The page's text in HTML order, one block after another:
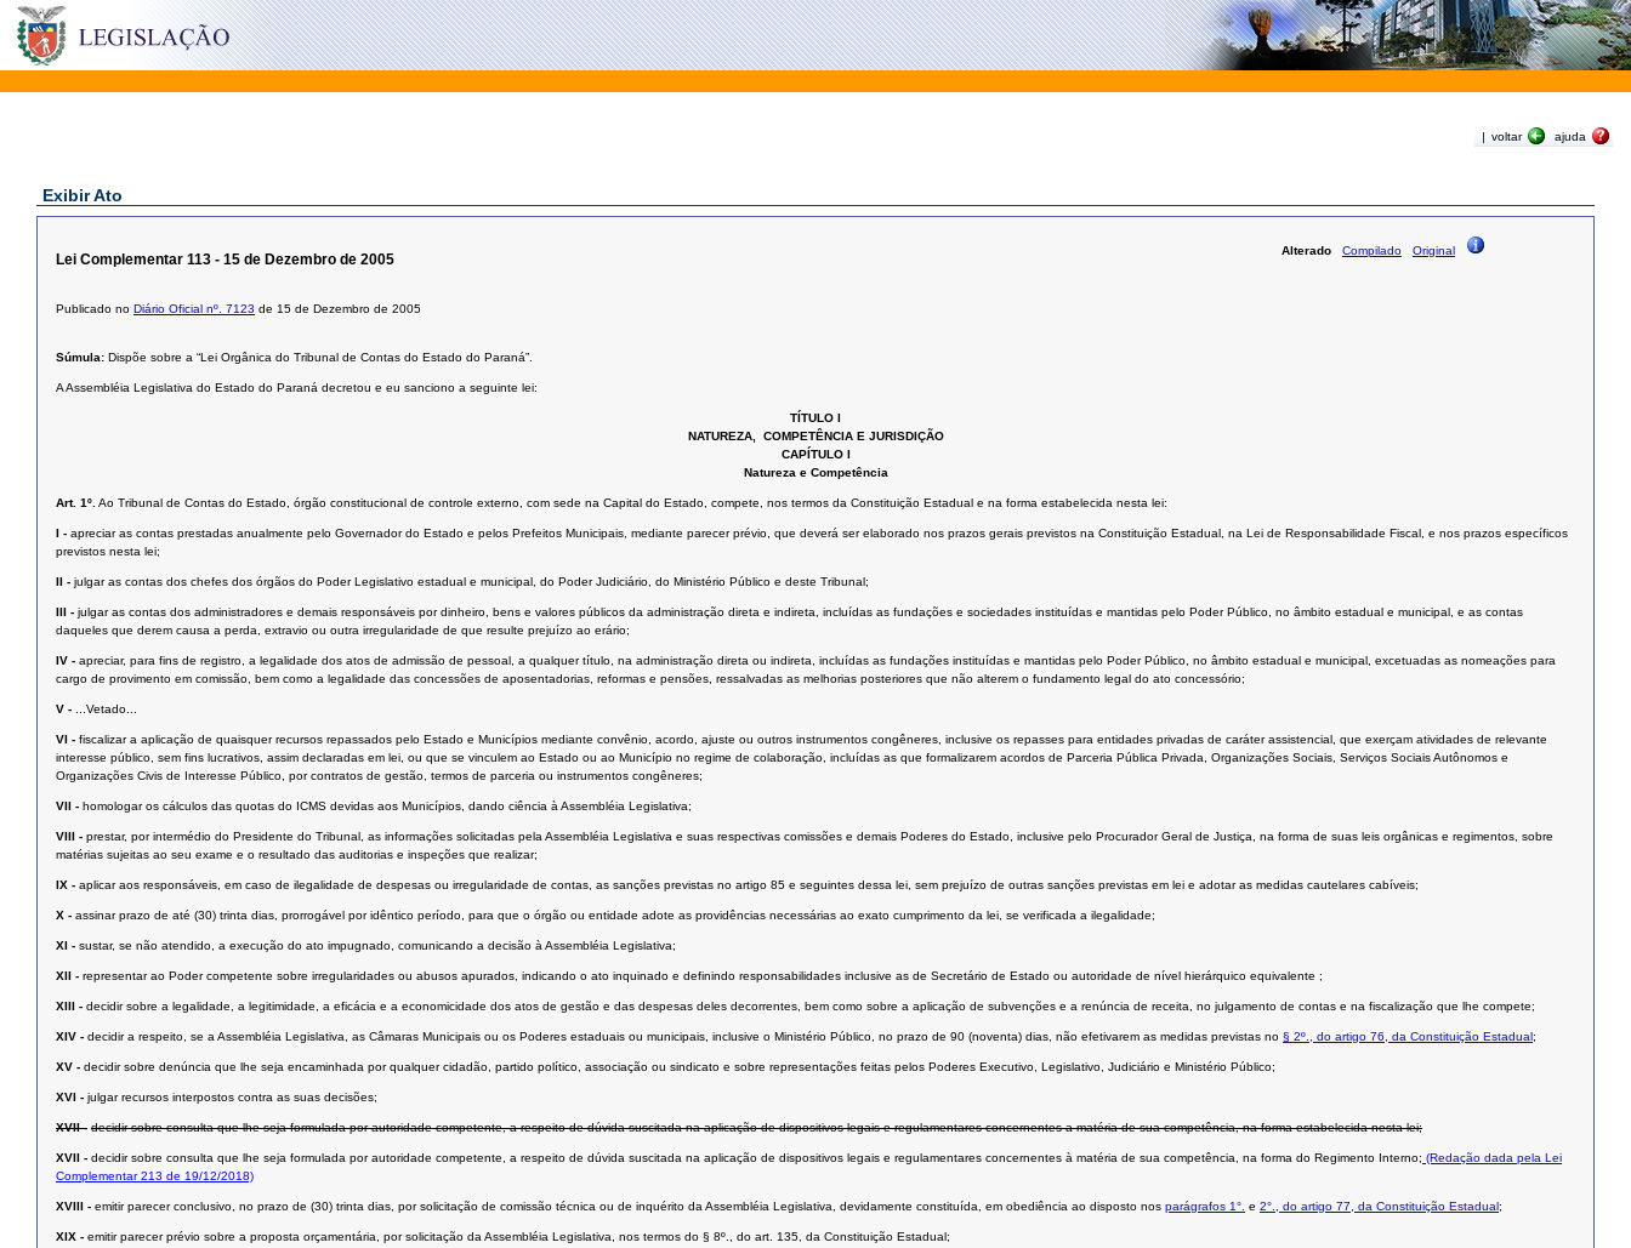
| voltar ajuda
Exibir Ato
Alterado Compilado Original
Lei Complementar 113 - 15 de Dezembro de 2005
Publicado no Diário Oficial nº. 7123 de 15 de Dezembro de 2005
Súmula: Dispõe sobre a “Lei Orgânica do Tribunal de Contas do Estado do Paraná”.
A Assembléia Legislativa do Estado do Paraná decretou e eu sanciono a seguinte lei:
TÍTULO I
NATUREZA, COMPETÊNCIA E JURISDIÇÃO
CAPÍTULO I
Natureza e Competência
Art. 1º.Ao Tribunal de Contas do Estado, órgão constitucional de controle externo, com sede na Capital do Estado, compete, nos termos da Constituição Estadual e na forma estabelecida nesta lei:
I - apreciar as contas prestadas anualmente pelo Governador do Estado e pelos Prefeitos Municipais, mediante parecer prévio, que deverá ser elaborado nos prazos gerais previstos na Constituição Estadual, na Lei de Responsabilidade Fiscal, e nos prazos específicos
previstos nesta lei;
II - julgar as contas dos chefes dos órgãos do Poder Legislativo estadual e municipal, do Poder Judiciário, do Ministério Público e deste Tribunal;
III - julgar as contas dos administradores e demais responsáveis por dinheiro, bens e valores públicos da administração direta e indireta, incluídas as fundações e sociedades instituídas e mantidas pelo Poder Público, no âmbito estadual e municipal, e as contas
daqueles que derem causa a perda, extravio ou outra irregularidade de que resulte prejuízo ao erário;
IV - apreciar, para fins de registro, a legalidade dos atos de admissão de pessoal, a qualquer título, na administração direta ou indireta, incluídas as fundações instituídas e mantidas pelo Poder Público, no âmbito estadual e municipal, excetuadas as nomeações para
cargo de provimento em comissão, bem como a legalidade das concessões de aposentadorias, reformas e pensões, ressalvadas as melhorias posteriores que não alterem o fundamento legal do ato concessório;
V - ...Vetado...
VI - fiscalizar a aplicação de quaisquer recursos repassados pelo Estado e Municípios mediante convênio, acordo, ajuste ou outros instrumentos congêneres, inclusive os repasses para entidades privadas de caráter assistencial, que exerçam atividades de relevante
interesse público, sem fins lucrativos, assim declaradas em lei, ou que se vinculem ao Estado ou ao Município no regime de colaboração, incluídas as que formalizarem acordos de Parceria Pública Privada, Organizações Sociais, Serviços Sociais Autônomos e
Organizações Civis de Interesse Público, por contratos de gestão, termos de parceria ou instrumentos congêneres;
VII - homologar os cálculos das quotas do ICMS devidas aos Municípios, dando ciência à Assembléia Legislativa;
VIII - prestar, por intermédio do Presidente do Tribunal, as informações solicitadas pela Assembléia Legislativa e suas respectivas comissões e demais Poderes do Estado, inclusive pelo Procurador Geral de Justiça, na forma de suas leis orgânicas e regimentos, sobre
matérias sujeitas ao seu exame e o resultado das auditorias e inspeções que realizar;
IX - aplicar aos responsáveis, em caso de ilegalidade de despesas ou irregularidade de contas, as sanções previstas no artigo 85 e seguintes dessa lei, sem prejuízo de outras sanções previstas em lei e adotar as medidas cautelares cabíveis;
X - assinar prazo de até (30) trinta dias, prorrogável por idêntico período, para que o órgão ou entidade adote as providências necessárias ao exato cumprimento da lei, se verificada a ilegalidade;
XI - sustar, se não atendido, a execução do ato impugnado, comunicando a decisão à Assembléia Legislativa;
XII - representar ao Poder competente sobre irregularidades ou abusos apurados, indicando o ato inquinado e definindo responsabilidades inclusive as de Secretário de Estado ou autoridade de nível hierárquico equivalente ;
XIII - decidir sobre a legalidade, a legitimidade, a eficácia e a economicidade dos atos de gestão e das despesas deles decorrentes, bem como sobre a aplicação de subvenções e a renúncia de receita, no julgamento de contas e na fiscalização que lhe compete;
XIV - decidir a respeito, se a Assembléia Legislativa, as Câmaras Municipais ou os Poderes estaduais ou municipais, inclusive o Ministério Público, no prazo de 90 (noventa) dias, não efetivarem as medidas previstas no § 2º., do artigo 76, da Constituição Estadual ;
XV - decidir sobre denúncia que lhe seja encaminhada por qualquer cidadão, partido político, associação ou sindicato e sobre representações feitas pelos Poderes Executivo, Legislativo, Judiciário e Ministério Público;
XVI - julgar recursos interpostos contra as suas decisões;
XVII - decidir sobre consulta que lhe seja formulada por autoridade competente, a respeito de dúvida suscitada na aplicação de dispositivos legais e regulamentares concernentes a matéria de sua competência, na forma estabelecida nesta lei;
XVII - decidir sobre consulta que lhe seja formulada por autoridade competente, a respeito de dúvida suscitada na aplicação de dispositivos legais e regulamentares concernentes à matéria de sua competência, na forma do Regimento Interno; (Redação dada pela Lei
Complementar 213 de 19/12/2018)
XVIII - emitir parecer conclusivo, no prazo de (30) trinta dias, por solicitação de comissão técnica ou de inquérito da Assembléia Legislativa, devidamente constituída, em obediência ao disposto nos parágrafos 1°. e 2°., do artigo 77, da Constituição Estadual ;
XIX - emitir parecer prévio sobre a proposta orçamentária, por solicitação da Assembléia Legislativa, nos termos do § 8º., do art. 135, da Constituição Estadual;